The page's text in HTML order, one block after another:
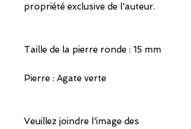
propriété exclusive de l'auteur.
Taille de la pierre ronde : 15 mm
Pierre : Agate verte
Veuillez joindre l'image des